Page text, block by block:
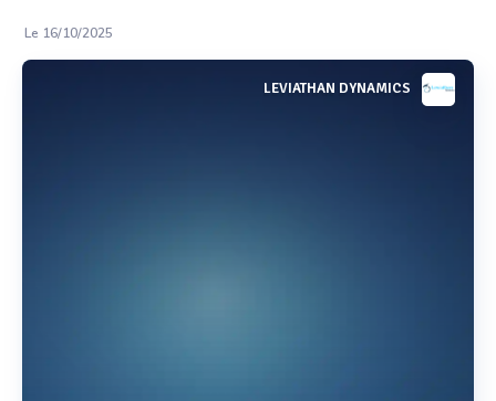
Le 16/10/2025
LEVIATHAN DYNAMICS